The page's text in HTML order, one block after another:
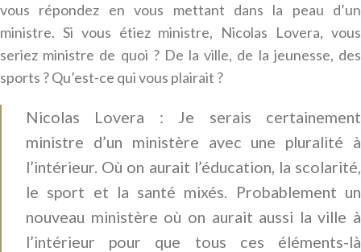
vous répondez en vous mettant dans la peau d’un
ministre. Si vous étiez ministre, Nicolas Lovera, vous
seriez ministre de quoi ? De la ville, de la jeunesse, des
sports ? Qu’est-ce qui vous plairait ?
Nicolas Lovera : Je serais certainement
ministre d’un ministère avec une pluralité à
l’intérieur. Où on aurait l’éducation, la scolarité,
le sport et la santé mixés. Probablement un
nouveau ministère où on aurait aussi la ville à
l’intérieur pour que tous ces éléments-là